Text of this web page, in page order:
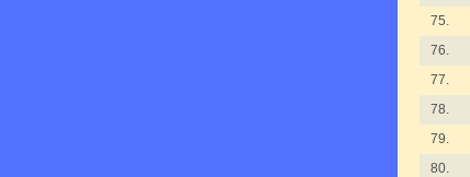
75.
76.
77.
78.
79.
80.